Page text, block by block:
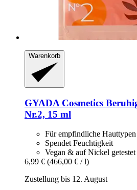
Warenkorb
GYADA Cosmetics
Nr.2, 15 ml
Für empfindliche Hauttypen
Spendet Feuchtigkeit
Vegan & auf Nickel getestet
6,99 € (466,00 € / l)
Zustellung bis 12. August